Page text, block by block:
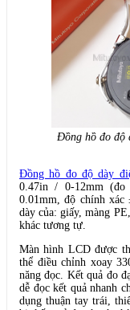
Đồng hồ đo độ
Đồng hồ đo độ dày
0.47in / 0-12mm
0.01mm, độ chính xác
dày của: giấy, màng
khác tương tự.
Màn hình LCD được
thể điều chỉnh xoay
năng đọc. Kết quả đo
dễ đọc kết quả nhanh
dụng thuận tay trái,